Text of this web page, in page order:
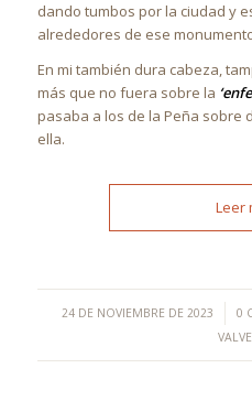
dando tumbos por la ciudad y
alrededores de ese
En mi también dura cabeza,
más que no fuera sobre la
pasaba a los de la Peña sobre
ella.
Leer
24 DE NOVIEMBRE DE 2023
/ 0